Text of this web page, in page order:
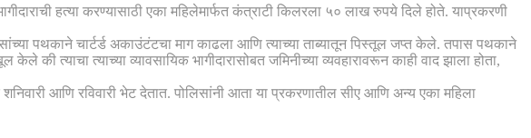
हत्या करण्यासाठी एका महिलेमार्फत कंत्राटी किलरला ५० लाख रुपये दिले होते. याप्रकरणी
पथकाने चार्टर्ड अकाउंटंटचा माग काढला आणि त्याच्या ताब्यातून पिस्तूल जप्त केले. तपास पथकाने
त्याचा त्याच्या व्यावसायिक भागीदारासोबत जमिनीच्या व्यवहारावरून काही वाद झाला होता,
आणि रविवारी भेट देतात. पोलिसांनी आता या प्रकरणातील सीए आणि अन्य एका महिला